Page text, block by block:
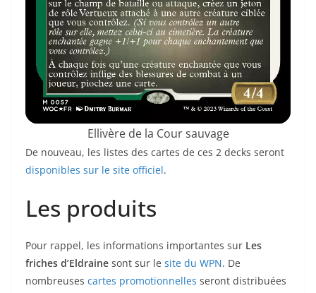
Ellivère de la Cour sauvage
De nouveau, les listes des cartes de ces 2 decks seront
disponibles sur le site officiel.
Les produits
Pour rappel, les informations importantes sur Les
friches d’Eldraine sont sur le site du WPN. De
nombreuses cartes promotionnelles seront distribuées